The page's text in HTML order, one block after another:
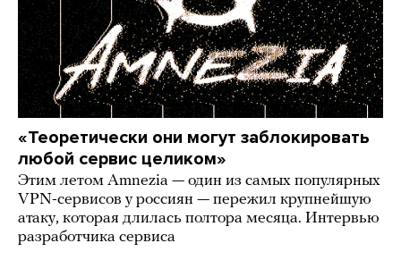
«Теоретически они могут заблокировать
любой сервис целиком»
Этим летом Amnezia — один из самых популярных
VPN-сервисов у россиян — пережил крупнейшую
атаку, которая длилась полтора месяца. Интервью
разработчика сервиса